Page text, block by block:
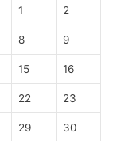
1 2
8 9
15 16
22 23
29 30